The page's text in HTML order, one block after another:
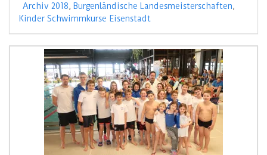
Archiv 2018, Burgenländische Landesmeisterschaften,
Kinder Schwimmkurse Eisenstadt